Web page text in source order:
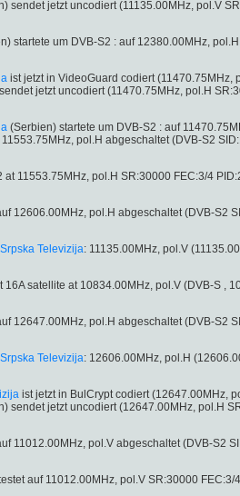
sendet jetzt uncodiert (11135.00MHz, pol.V
startete um DVB-S2 : auf 12380.00MHz,
ist jetzt in VideoGuard codiert (11470.75MHz,
jetzt uncodiert (11470.75MHz, pol.H
(Serbien) startete um DVB-S2 : auf
pol.H abgeschaltet (DVB-S2
at 11553.75MHz, pol.H SR:30000 FEC:3/4
12606.00MHz, pol.H abgeschaltet (DVB-S2
Televizija: 11135.00MHz, pol.V
16A satellite at 10834.00MHz, pol.V (DVB-S ,
12647.00MHz, pol.H abgeschaltet (DVB-S2
Televizija: 12606.00MHz, pol.H
ist jetzt in BulCrypt codiert (12647.00MHz,
sendet jetzt uncodiert (12647.00MHz, pol.H
11012.00MHz, pol.V abgeschaltet (DVB-S2
auf 11012.00MHz, pol.V SR:30000 FEC:3/